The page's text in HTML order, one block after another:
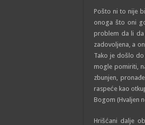
Pošto ni to nije
onoga što oni
problem da li
zadovoljena, a
Tako je došlo
mogle pomiriti,
zbunjen,
raspeće kao
Bogom (Hvaljen
Hrišćani dalje